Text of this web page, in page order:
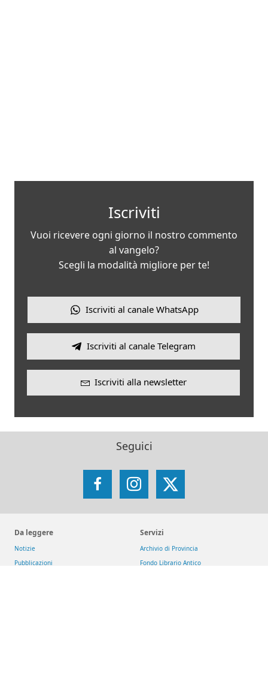
Iscriviti
Vuoi ricevere ogni giorno il nostro commento
al vangelo?
Scegli la modalità migliore per te!
Iscriviti al canale WhatsApp
Iscriviti al canale Telegram
Iscriviti alla newsletter
Seguici
FacebookInstagram
X
Da leggere
Notizie
Pubblicazioni
Servizi
Archivio di Provincia
Fondo Librario Antico